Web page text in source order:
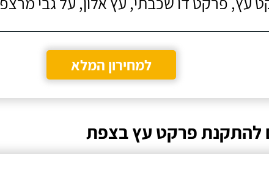
למחירון המלא
להתקנת פרקט עץ בצפת